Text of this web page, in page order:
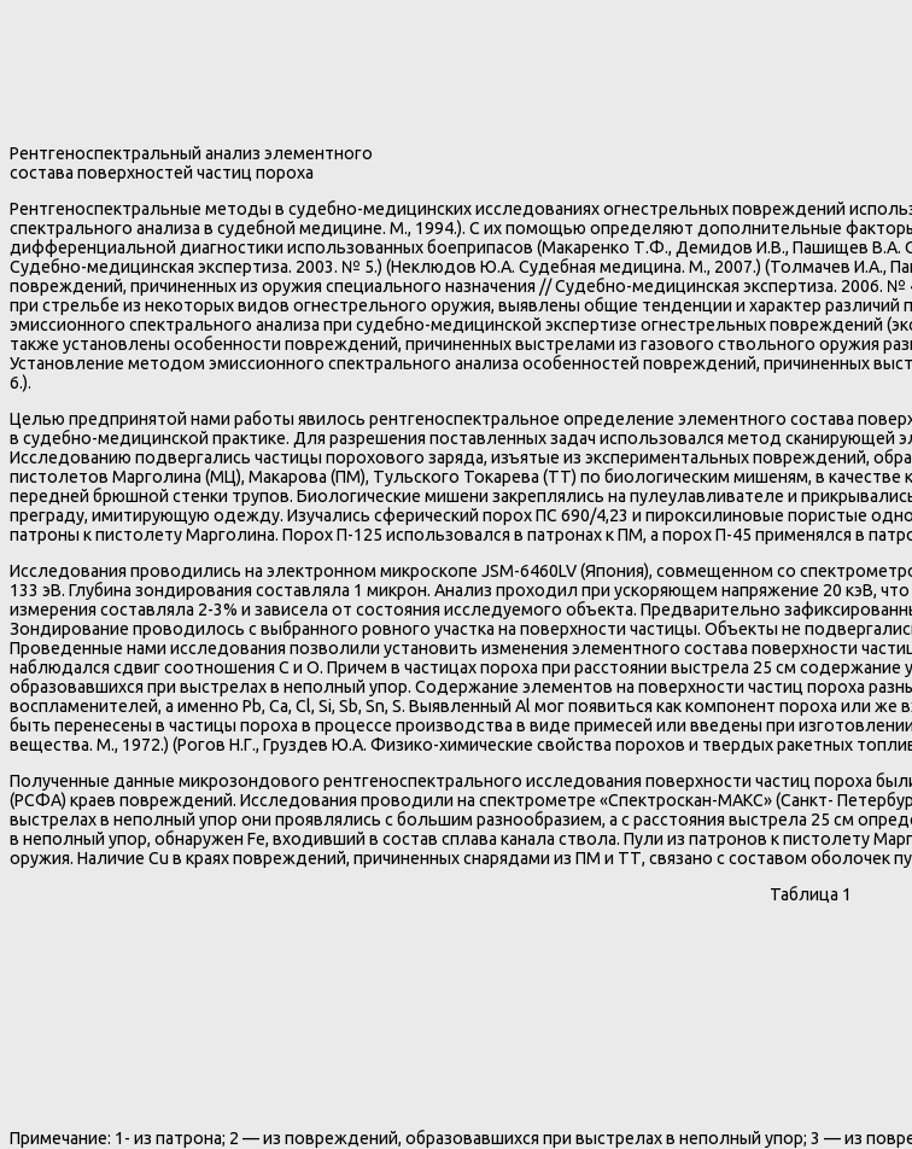
Рентгеноспектральный анализ элементного
состава поверхностей частиц пороха
Рентгеноспектральные методы в судебно-медицинских исследованиях огнестрельных повреждений
спектрального анализа в судебной медицине. М., 1994.). С их помощью определяют дополнительные
дифференциальной диагностики использованных боеприпасов (Макаренко Т.Ф., Демидов И.В., Пашищев
Судебно-медицинская экспертиза. 2003. № 5.) (Неклюдов Ю.А. Судебная медицина. М., 2007.) (Толмачев И.А.,
повреждений, причиненных из оружия специального назначения // Судебно-медицинская экспертиза.
при стрельбе из некоторых видов огнестрельного оружия, выявлены общие тенденции и характер
эмиссионного спектрального анализа при судебно-медицинской экспертизе огнестрельных повреждений
также установлены особенности повреждений, причиненных выстрелами из газового ствольного оружия
Установление методом эмиссионного спектрального анализа особенностей повреждений, причиненных
6.).
Целью предпринятой нами работы явилось рентгеноспектральное определение элементного состава
в судебно-медицинской практике. Для разрешения поставленных задач использовался метод
Исследованию подвергались частицы порохового заряда, изъятые из экспериментальных повреждений,
пистолетов Марголина (МЦ), Макарова (ПМ), Тульского Токарева (ТТ) по биологическим мишеням, в
передней брюшной стенки трупов. Биологические мишени закреплялись на пулеулавливателе и
преграду, имитирующую одежду. Изучались сферический порох ПС 690/4,23 и пироксилиновые пористые
патроны к пистолету Марголина. Порох П-125 использовался в патронах к ПМ, а порох П-45 применялся в
Исследования проводились на электронном микроскопе JSM-6460LV (Япония), совмещенном со
133 эВ. Глубина зондирования составляла 1 микрон. Анализ проходил при ускоряющем напряжение 20 кэВ,
измерения составляла 2-3% и зависела от состояния исследуемого объекта. Предварительно
Зондирование проводилось с выбранного ровного участка на поверхности частицы. Объекты не
Проведенные нами исследования позволили установить изменения элементного состава поверхности
наблюдался сдвиг соотношения С и О. Причем в частицах пороха при расстоянии выстрела 25 см
образовавшихся при выстрелах в неполный упор. Содержание элементов на поверхности частиц пороха
воспламенителей, а именно Pb, Ca, Cl, Si, Sb, Sn, S. Выявленный Al мог появиться как компонент пороха или
быть перенесены в частицы пороха в процессе производства в виде примесей или введены при
вещества. М., 1972.) (Рогов Н.Г., Груздев Ю.А. Физико-химические свойства порохов и твердых ракетных
Полученные данные микрозондового рентгеноспектрального исследования поверхности частиц пороха
(РСФА) краев повреждений. Исследования проводили на спектрометре «Спектроскан-МАКС» (Санкт-
выстрелах в неполный упор они проявлялись с большим разнообразием, а с расстояния выстрела 25 см
в неполный упор, обнаружен Fe, входивший в состав сплава канала ствола. Пули из патронов к пистолету
оружия. Наличие Cu в краях повреждений, причиненных снарядами из ПМ и ТТ, связано с составом оболочек
Таблица 1
Примечание: 1- из патрона; 2 — из повреждений, образовавшихся при выстрелах в неполный упор; 3 — из